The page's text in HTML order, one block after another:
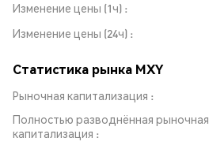
Изменение цены (1ч)
Изменение цены (24ч)
Статистика рынка MXY
Рыночная капитализация
Полностью разводнённая рыночная
капитализация